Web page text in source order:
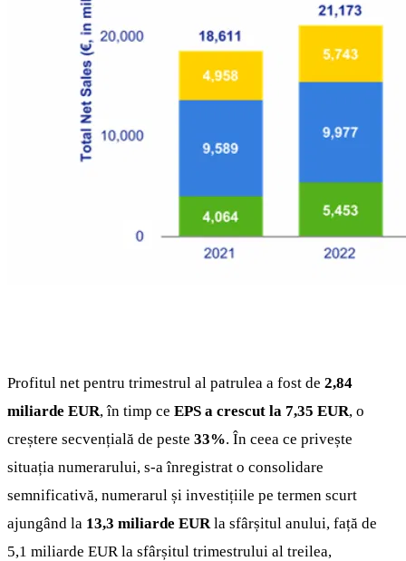
Profitul net pentru trimestrul al patrulea a fost de 2,84
miliarde EUR, în timp ce EPS a crescut la 7,35 EUR, o
creștere secvențială de peste 33%. În ceea ce privește
situația numerarului, s-a înregistrat o consolidare
semnificativă, numerarul și investițiile pe termen scurt
ajungând la 13,3 miliarde EURla sfârșitul anului, față de
5,1 miliarde EUR la sfârșitul trimestrului al treilea,